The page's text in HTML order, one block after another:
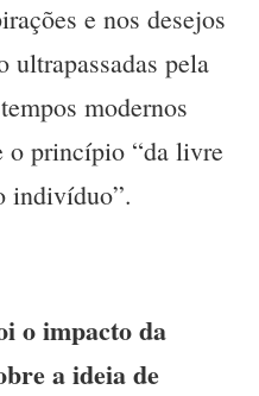
e nos desejos
ultrapassadas pela
modernos
o princípio “da livre
indivíduo”.
o impacto da
a ideia de